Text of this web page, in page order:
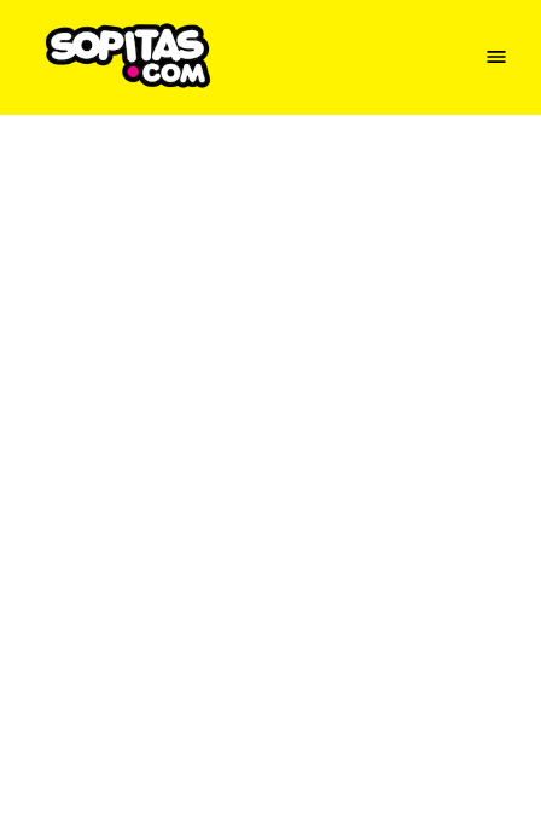
Menu